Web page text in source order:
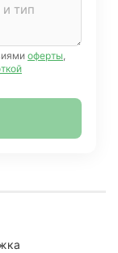
оферты